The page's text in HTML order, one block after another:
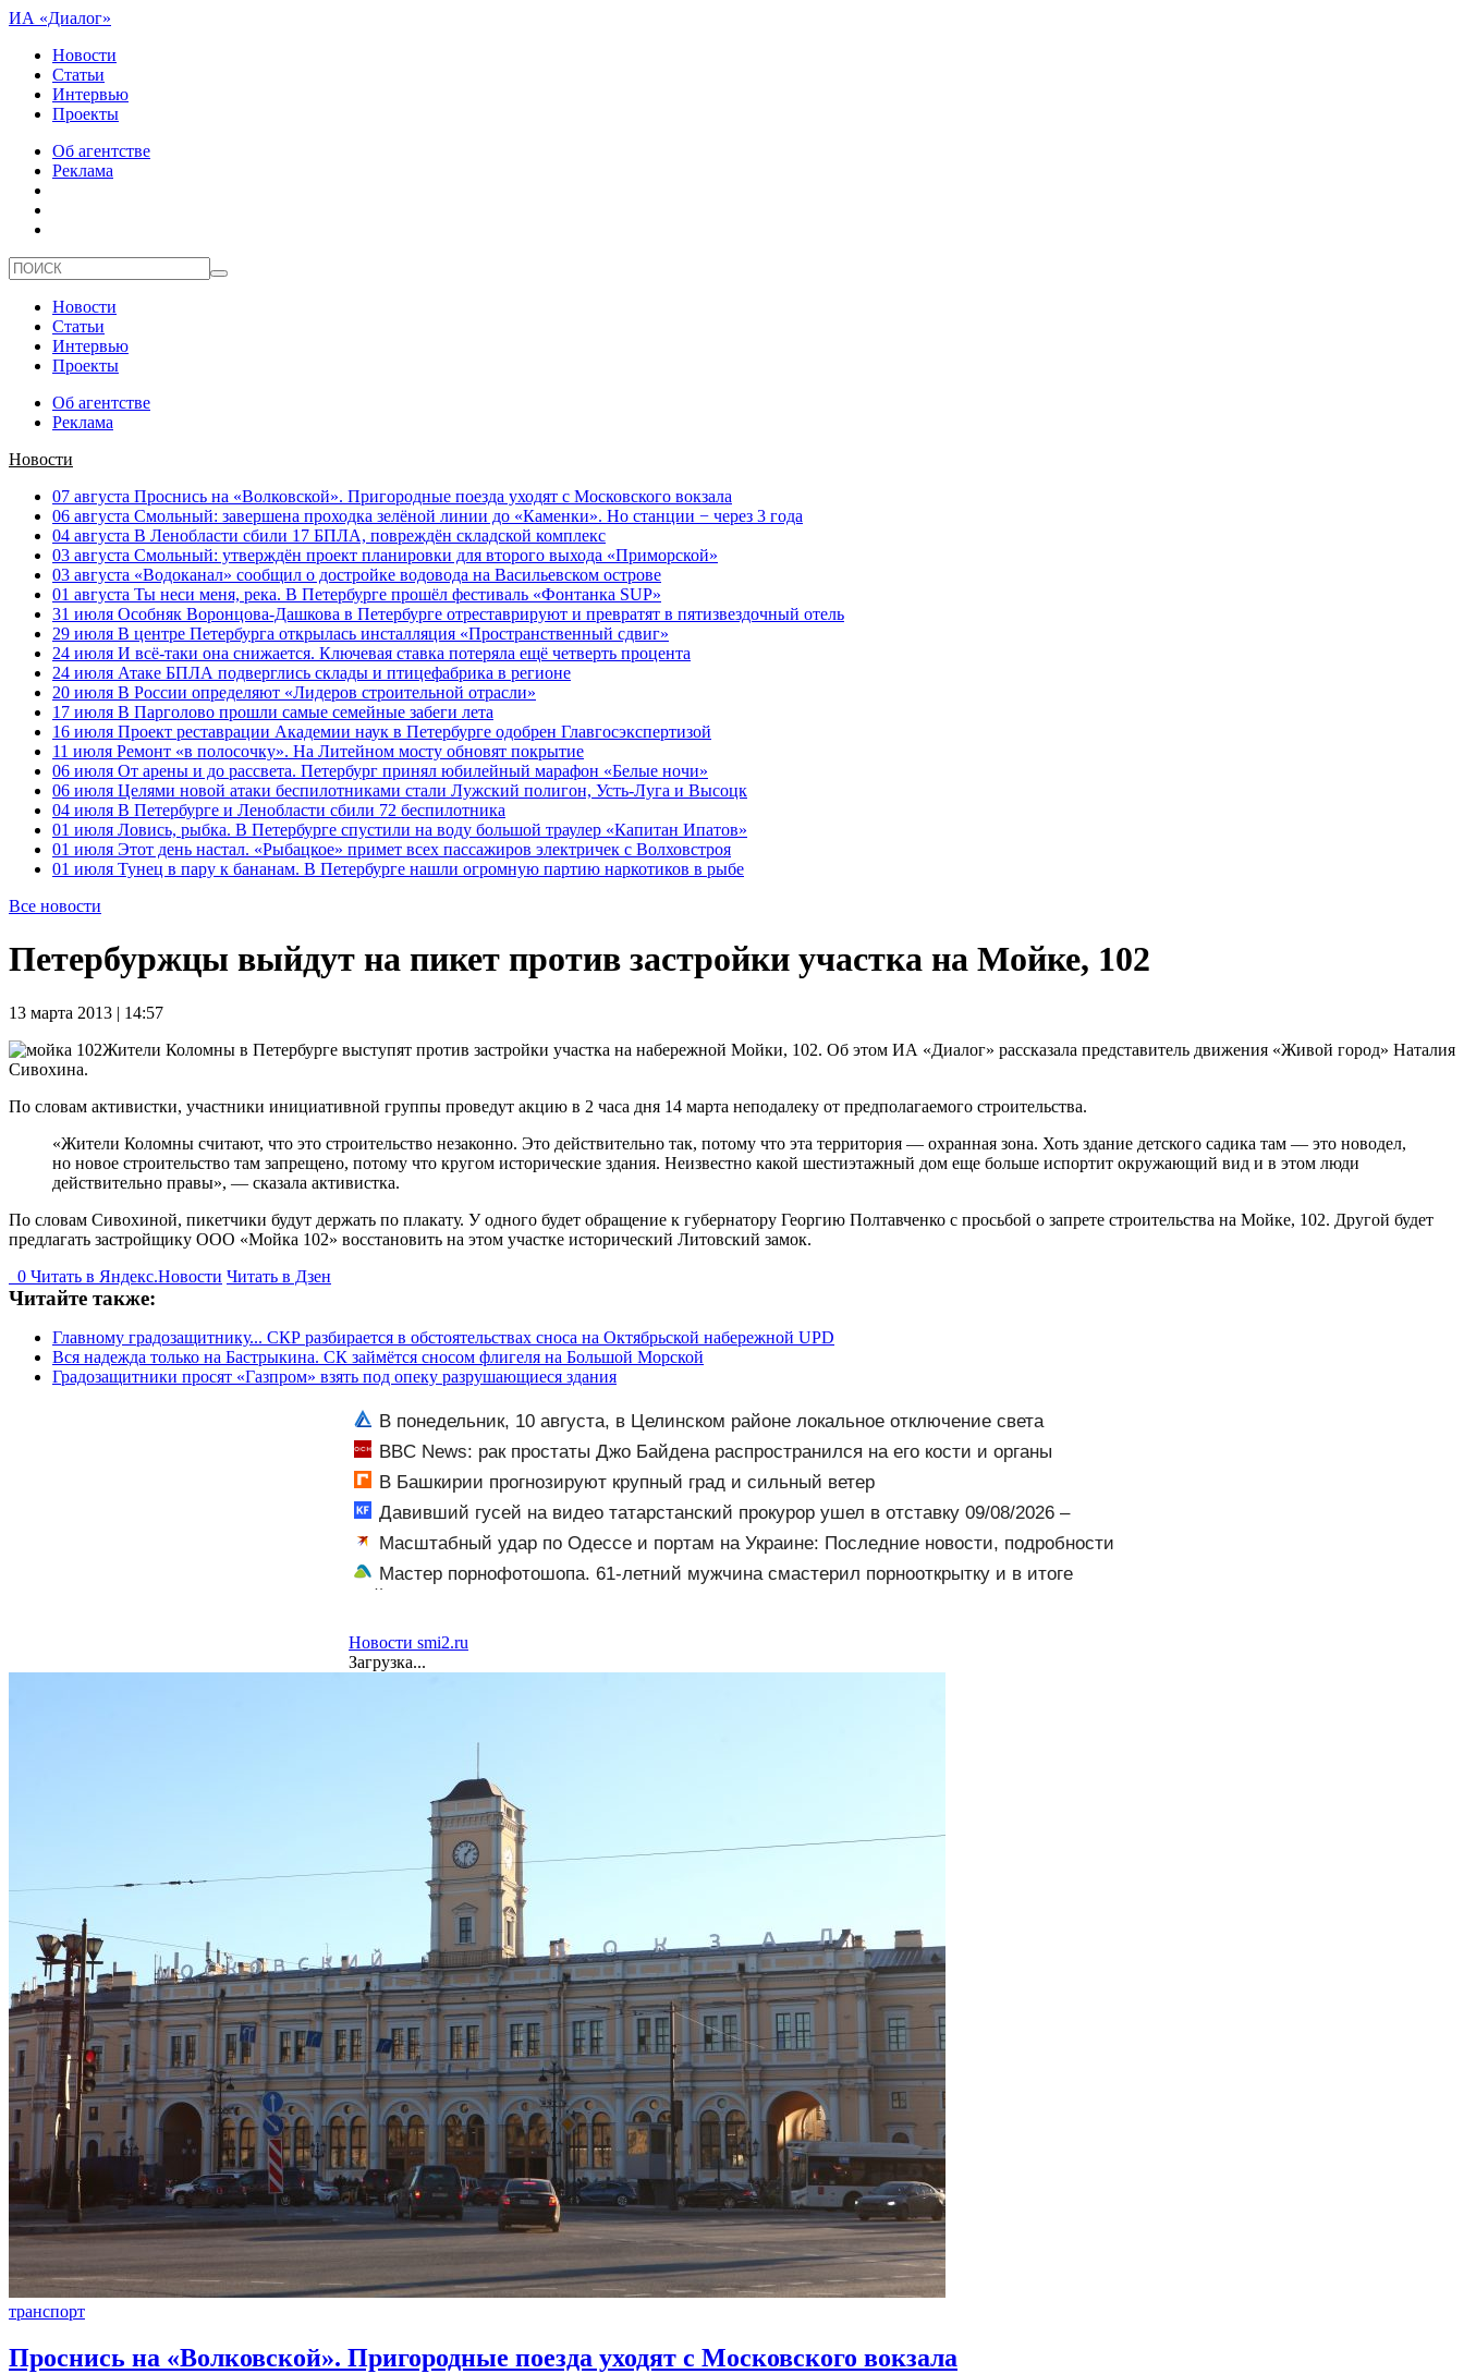
ИА «Диалог»
Новости
Статьи
Интервью
Проекты
Об агентстве
Реклама
Новости
Статьи
Интервью
Проекты
Об агентстве
Реклама
Новости
07 августа Проснись на «Волковской». Пригородные поезда уходят с Московского вокзала
06 августа Смольный: завершена проходка зелёной линии до «Каменки». Но станции − через 3 года
04 августа В Ленобласти сбили 17 БПЛА, повреждён складской комплекс
03 августа Смольный: утверждён проект планировки для второго выхода «Приморской»
03 августа «Водоканал» сообщил о достройке водовода на Васильевском острове
01 августа Ты неси меня, река. В Петербурге прошёл фестиваль «Фонтанка SUP»
31 июля Особняк Воронцова-Дашкова в Петербурге отреставрируют и превратят в пятизвездочный отель
29 июля В центре Петербурга открылась инсталляция «Пространственный сдвиг»
24 июля И всё-таки она снижается. Ключевая ставка потеряла ещё четверть процента
24 июля Атаке БПЛА подверглись склады и птицефабрика в регионе
20 июля В России определяют «Лидеров строительной отрасли»
17 июля В Парголово прошли самые семейные забеги лета
16 июля Проект реставрации Академии наук в Петербурге одобрен Главгосэкспертизой
11 июля Ремонт «в полосочку». На Литейном мосту обновят покрытие
06 июля От арены и до рассвета. Петербург принял юбилейный марафон «Белые ночи»
06 июля Целями новой атаки беспилотниками стали Лужский полигон, Усть-Луга и Высоцк
04 июля В Петербурге и Ленобласти сбили 72 беспилотника
01 июля Ловись, рыбка. В Петербурге спустили на воду большой траулер «Капитан Ипатов»
01 июля Этот день настал. «Рыбацкое» примет всех пассажиров электричек с Волховстроя
01 июля Тунец в пару к бананам. В Петербурге нашли огромную партию наркотиков в рыбе
Все новости
Петербуржцы выйдут на пикет против застройки участка на Мойке, 102
13 марта 2013 | 14:57
Жители Коломны в Петербурге выступят против застройки участка на набережной Мойки, 102. Об этом ИА «Диалог» рассказала представитель движения «Живой город» Наталия
Сивохина.
По словам активистки, участники инициативной группы проведут акцию в 2 часа дня 14 марта неподалеку от предполагаемого строительства.
«Жители Коломны считают, что это строительство незаконно. Это действительно так, потому что эта территория — охранная зона. Хоть здание детского садика там — это новодел,
но новое строительство там запрещено, потому что кругом исторические здания. Неизвестно какой шестиэтажный дом еще больше испортит окружающий вид и в этом люди
действительно правы», — сказала активистка.
По словам Сивохиной, пикетчики будут держать по плакату. У одного будет обращение к губернатору Георгию Полтавченко с просьбой о запрете строительства на Мойке, 102. Другой будет
предлагать застройщику ООО «Мойка 102» восстановить на этом участке исторический Литовский замок.
0 Читать в Яндекс.Новости Читать в Дзен
Читайте также:
Главному градозащитнику... СКР разбирается в обстоятельствах сноса на Октябрьской набережной UPD
Вся надежда только на Бастрыкина. СК займётся сносом флигеля на Большой Морской
Градозащитники просят «Газпром» взять под опеку разрушающиеся здания
В понедельник, 10 августа, в Целинском районе локальное отключение света
BBC News: рак простаты Джо Байдена распространился на его кости и органы
В Башкирии прогнозируют крупный град и сильный ветер
Давивший гусей на видео татарстанский прокурор ушел в отставку 09/08/2026 –
Новости
Масштабный удар по Одессе и портам на Украине: Последние новости, подробности
об ударах России 9 августа 2026 года
Мастер порнофотошопа. 61-летний мужчина смастерил порнооткрытку и в итоге
пойдёт под суд
Новости smi2.ru
Загрузка...
транспорт
Проснись на «Волковской». Пригородные поезда уходят с Московского вокзала